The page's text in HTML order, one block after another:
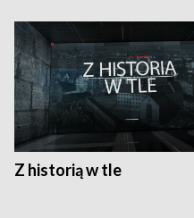
Z historią w tle